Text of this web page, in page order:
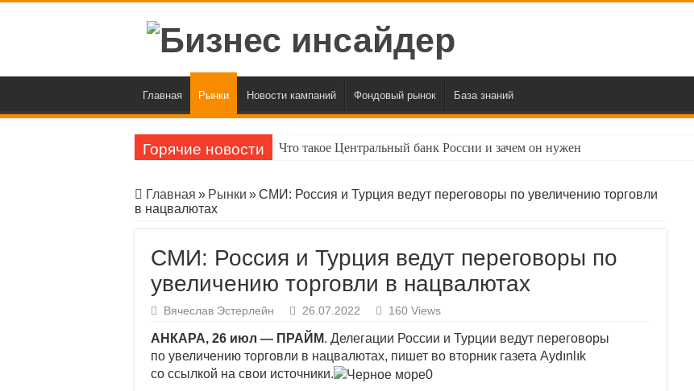
Главная Рынки Новости кампаний Фондовый рынок База знаний
Горячие новости
Что такое Центральный банк России и зачем он нужен
Индекс Мосбиржи показал сильнейшее дневное падение с начала 2024 года
BofA предрек «бычий» тренд на сырьевых рынках до конца десятилетия
ЦБ приостановил допэмиссию акций «Группы Позитив»
Индекс ОФЗ впервые за месяц упал ниже 103 пунктов
Индекс Мосбиржи опустился ниже 2600 пунктов впервые с мая 2023 года
Индекс РТС впервые за два года опустился ниже 900 пунктов
Главная » Рынки »СМИ: Россия и Турция ведут переговоры по увеличению торговли
в нацвалютах
СМИ: Россия и Турция ведут переговоры по
увеличению торговли в нацвалютах
Вячеслав Эстерлейн 26.07.2022 160 Views
АНКАРА, 26 июл — ПРАЙМ. Делегации России и Турции ведут переговоры
по увеличению торговли в нацвалютах, пишет во вторник газета Aydınlık
со ссылкой на свои источники.